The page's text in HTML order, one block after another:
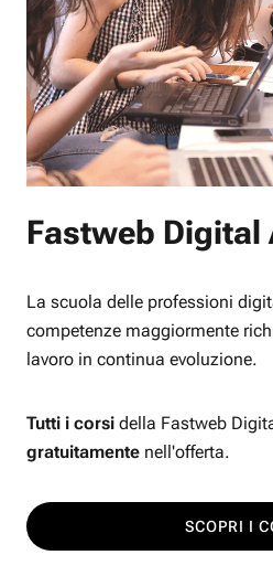
Fastweb Digital
La scuola delle professioni
competenze maggiormente
lavoro in continua evoluzione.
Tutti i corsi della Fastweb
gratuitamente nell'offerta.
SCOPRI I